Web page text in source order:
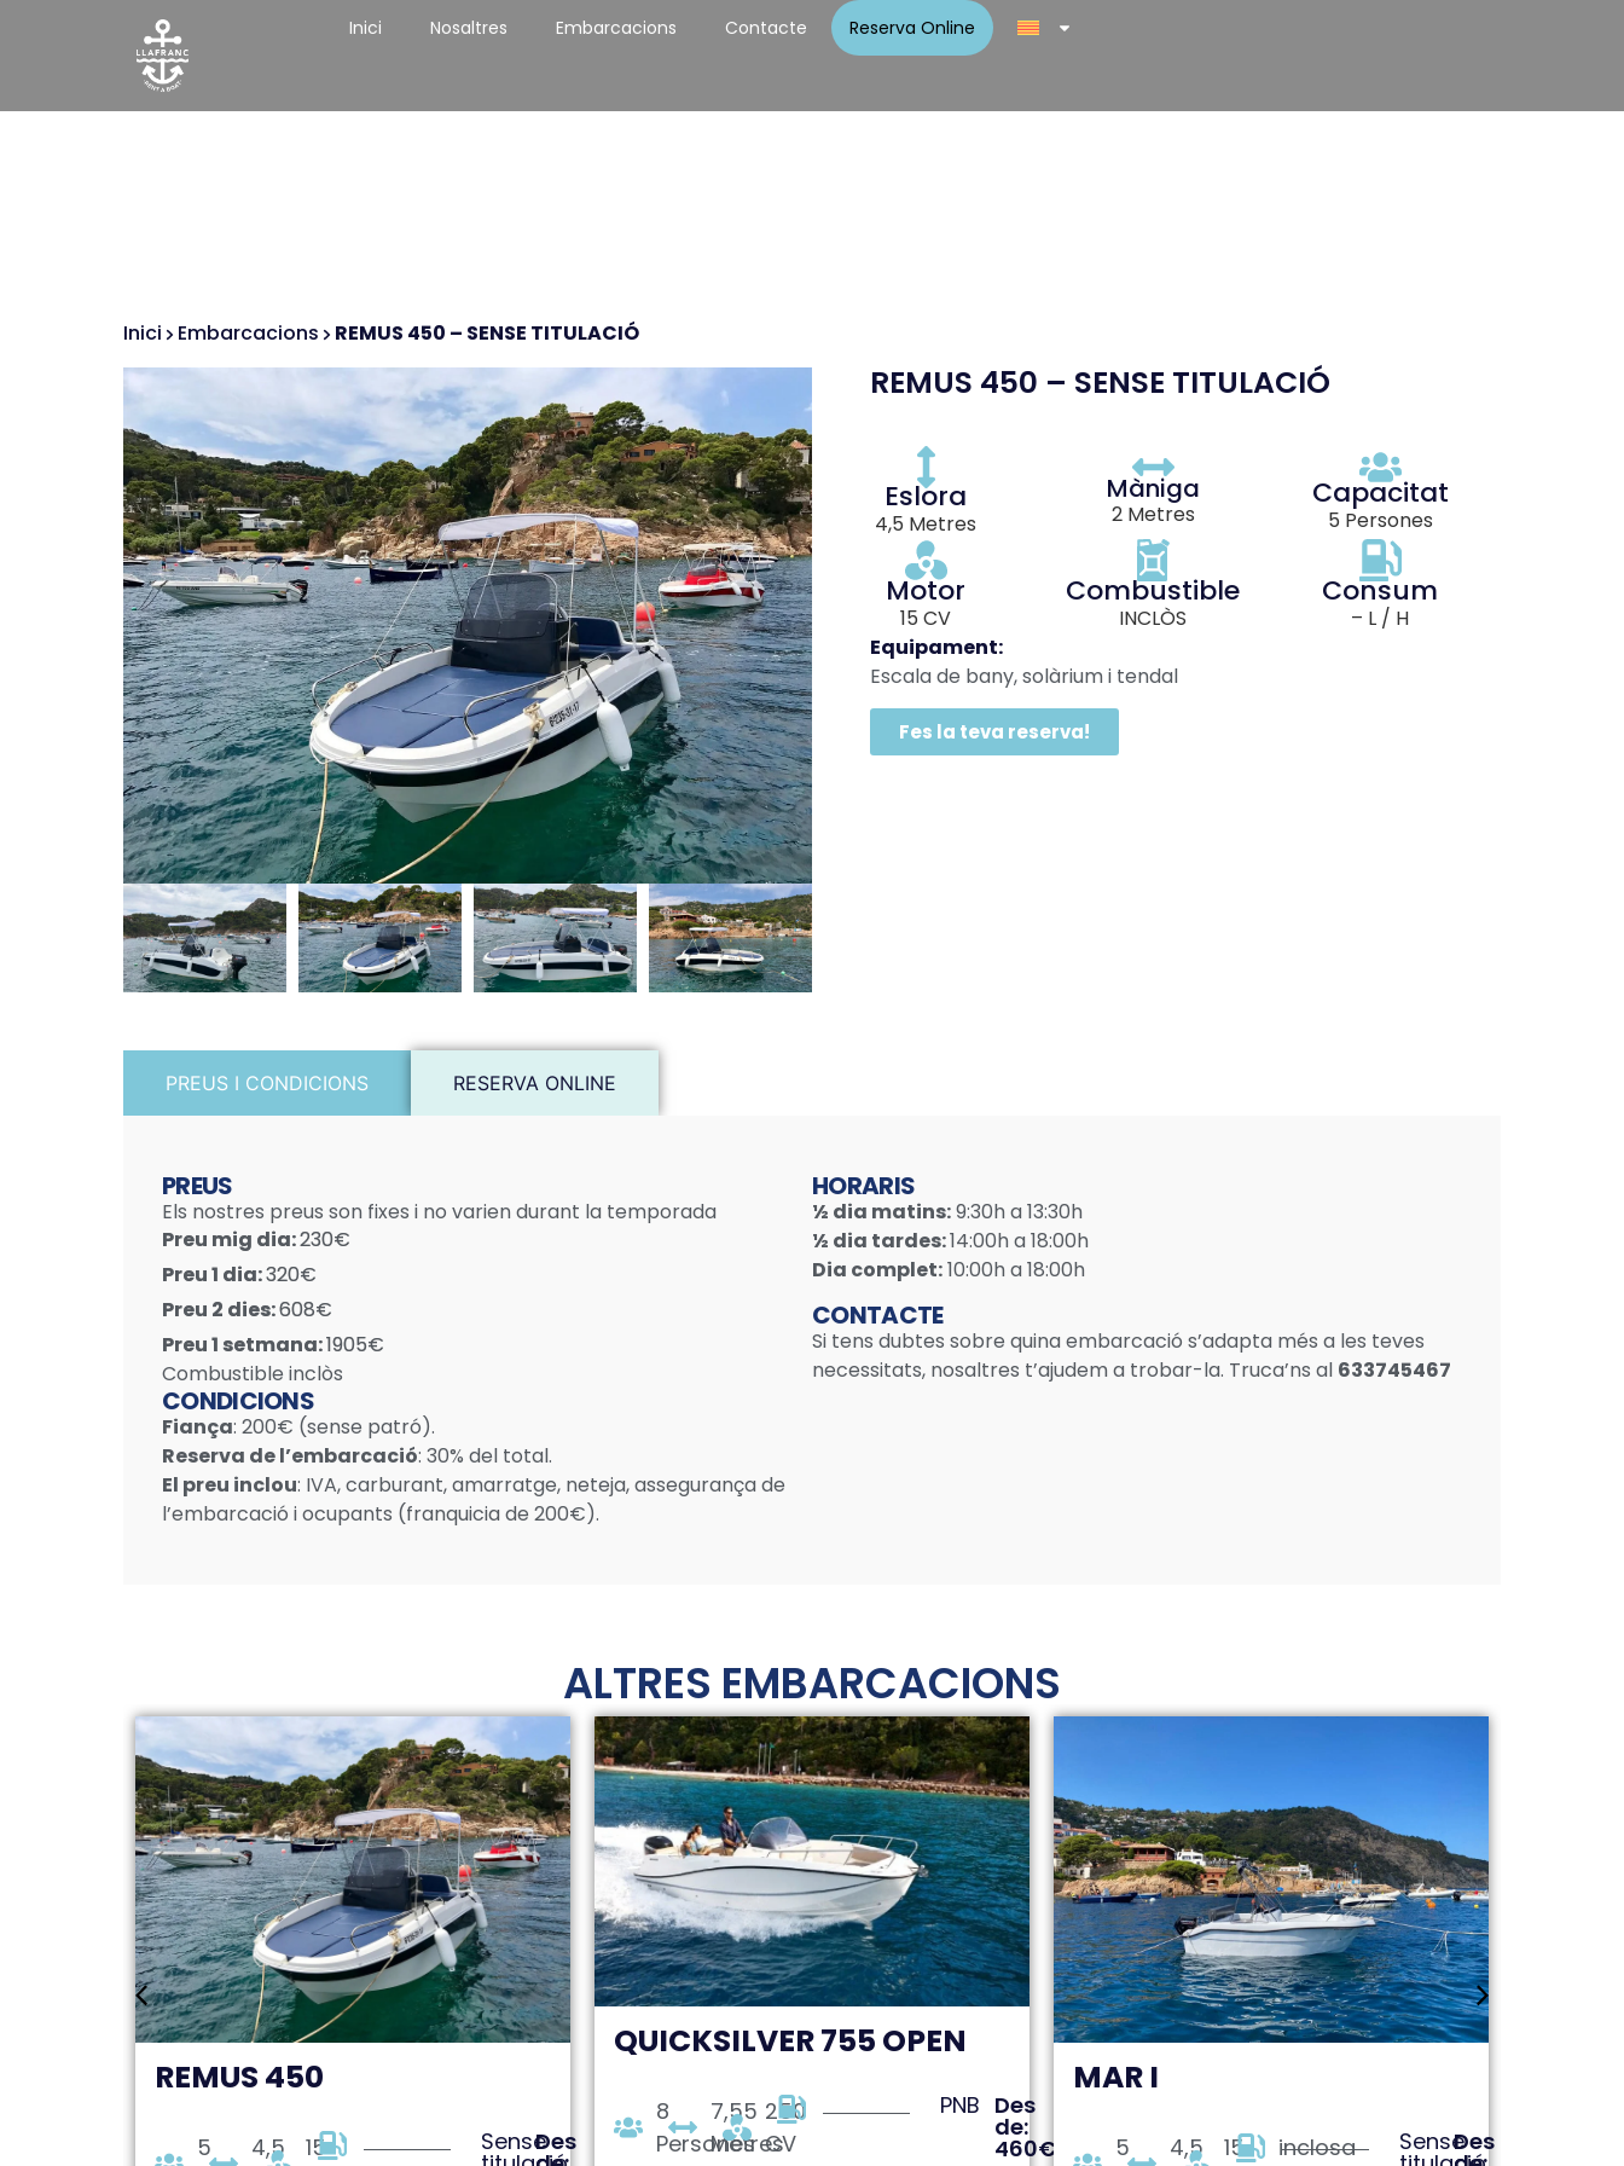
Inici Nosaltres Embarcacions Contacte Reserva Online
Inici Embarcacions REMUS 450 – SENSE TITULACIÓ
REMUS 450 – SENSE TITULACIÓ
Eslora
4,5 Metres
Màniga
2 Metres
Capacitat
5 Persones
Motor
15 CV
Combustible
INCLÒS
Consum
– L / H
Equipament:
Escala de bany, solàrium i tendal
Fes la teva reserva!
PREUS I CONDICIONS RESERVA ONLINE
PREUS
Els nostres preus son fixes i no varien durant la temporada
Preu mig dia:230€
Preu 1 dia:320€
Preu 2 dies:608€
Preu 1 setmana:1905€
Combustible inclòs
CONDICIONS
Fiança: 200€ (sense patró).
Reserva de l’embarcació: 30% del total.
El preu inclou: IVA, carburant, amarratge, neteja, assegurança de
l’embarcació i ocupants (franquicia de 200€).
HORARIS
½ dia matins:9:30h a 13:30h
½ dia tardes:14:00h a 18:00h
Dia complet:10:00h a 18:00h
CONTACTE
Si tens dubtes sobre quina embarcació s’adapta més a les teves
necessitats, nosaltres t’ajudem a trobar-la. Truca’ns al 633745467
ALTRES EMBARCACIONS
REMUS 450
5
4,5
15
SenseDes
QUICKSILVER 755 OPEN
8
Persones
7,55
Metres
250
CV
PNB Des
de:
460€
MAR I
5
4,5
15
inclosa SenseDes